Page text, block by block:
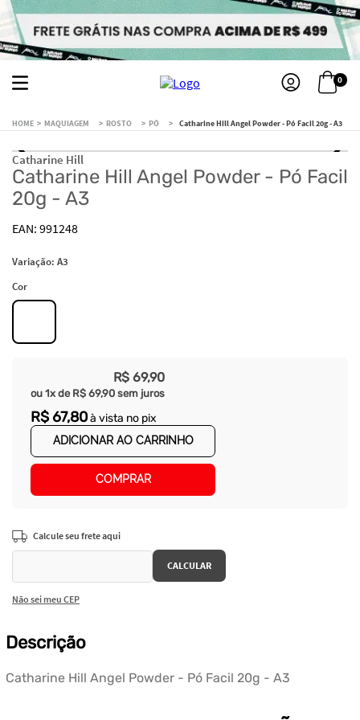
0
MAQUIAGEM ROSTO PÓ Catharine Hill Angel Powder - Pó Facil 20g - A3
Catharine Hill
Catharine Hill Angel Powder - Pó Facil
20g - A3
991248
Variação: A3
Cor
R$ 69,90
ou 1x de R$ 69,90 sem juros
R$67,80à vista no pix
ADICIONAR AO CARRINHO
COMPRAR
Não sei meu CEP
Descrição
Catharine Hill Angel Powder - Pó Facil 20g - A3